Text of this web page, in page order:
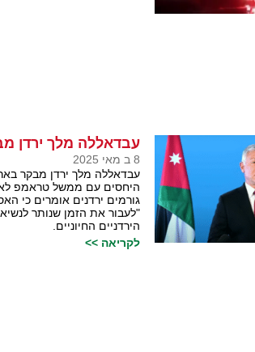
עבדאללה מלך ירדן
8 ב מאי 2025
עבדאללה מלך ירדן מבקר
היחסים עם ממשל טראמפ
גורמים ירדנים אומרים כי
"לעבור את הזמן שנותר
הירדניים החיוניים.
לקריאה >>